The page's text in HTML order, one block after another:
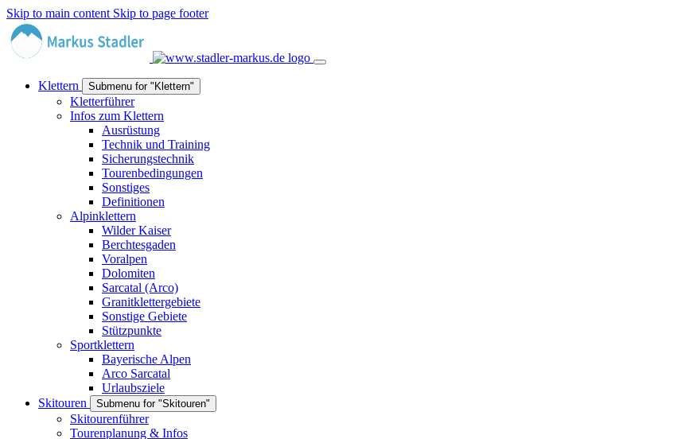
Skip to main content Skip to page footer
Klettern Submenu for "Klettern"
Kletterführer
Infos zum Klettern
Ausrüstung
Technik und Training
Sicherungstechnik
Tourenbedingungen
Sonstiges
Definitionen
Alpinklettern
Wilder Kaiser
Berchtesgaden
Voralpen
Dolomiten
Sarcatal (Arco)
Granitklettergebiete
Sonstige Gebiete
Stützpunkte
Sportklettern
Bayerische Alpen
Arco Sarcatal
Urlaubsziele
Skitouren
Submenu for "Skitouren"
Skitourenführer
Tourenplanung & Infos